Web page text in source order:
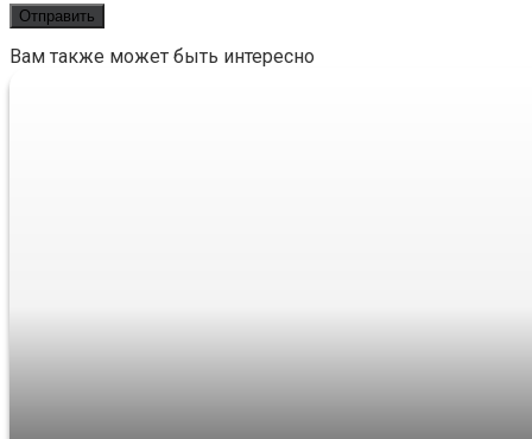
Вам также может быть интересно